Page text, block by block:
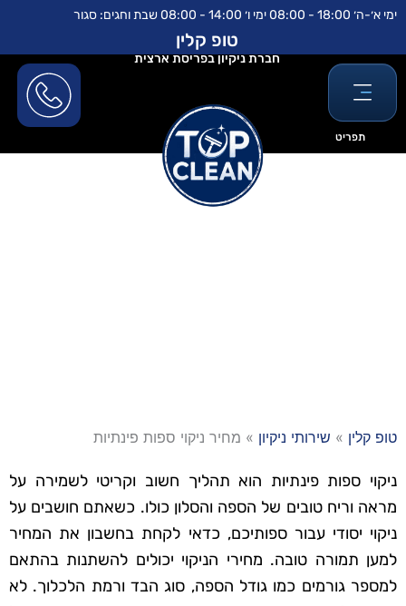
לתוכן
דילוג
ימי א׳-ה׳ 18:00 - 08:00 ימי ו׳ 14:00 - 08:00 שבת וחגים: סגור
תפריט
טופ קלין
חברת ניקיון בפריסת ארצית
טופ קלין » שירותי ניקיון » מחיר ניקוי ספות פינתיות
ניקוי ספות פינתיות הוא תהליך חשוב וקריטי לשמירה על
מראה וריח טובים של הספה והסלון כולו. כשאתם חושבים על
ניקוי יסודי עבור ספותיכם, כדאי לקחת בחשבון את המחיר
למען תמורה טובה. מחירי הניקוי יכולים להשתנות בהתאם
למספר גורמים כמו גודל הספה, סוג הבד ורמת הלכלוך. לא